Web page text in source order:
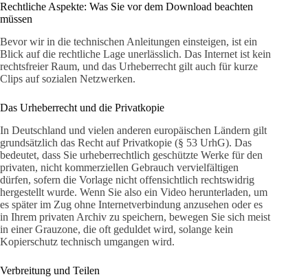
Rechtliche Aspekte: Was Sie vor dem Download beachten
müssen
Bevor wir in die technischen Anleitungen einsteigen, ist ein
Blick auf die rechtliche Lage unerlässlich. Das Internet ist kein
rechtsfreier Raum, und das Urheberrecht gilt auch für kurze
Clips auf sozialen Netzwerken.
Das Urheberrecht und die Privatkopie
In Deutschland und vielen anderen europäischen Ländern gilt
grundsätzlich das Recht auf Privatkopie (§ 53 UrhG). Das
bedeutet, dass Sie urheberrechtlich geschützte Werke für den
privaten, nicht kommerziellen Gebrauch vervielfältigen
dürfen, sofern die Vorlage nicht offensichtlich rechtswidrig
hergestellt wurde. Wenn Sie also ein Video herunterladen, um
es später im Zug ohne Internetverbindung anzusehen oder es
in Ihrem privaten Archiv zu speichern, bewegen Sie sich meist
in einer Grauzone, die oft geduldet wird, solange kein
Kopierschutz technisch umgangen wird.
Verbreitung und Teilen